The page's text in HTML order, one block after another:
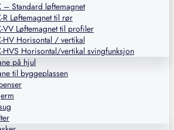
– Standard løftemagnet
R Løftemagnet til rør
VV Løftemagnet til profiler
HV Horisontal / vertikal
HVS Horisontal/vertikal svingfunksjon
på hjul
til byggeplassen